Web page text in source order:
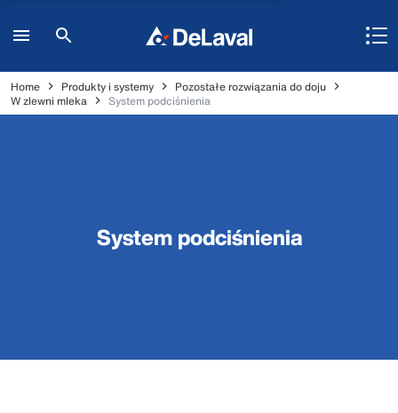
Home Produkty i systemy
Pozostałe rozwiązania do doju
W zlewni mleka
System podciśnienia
System podciśnienia